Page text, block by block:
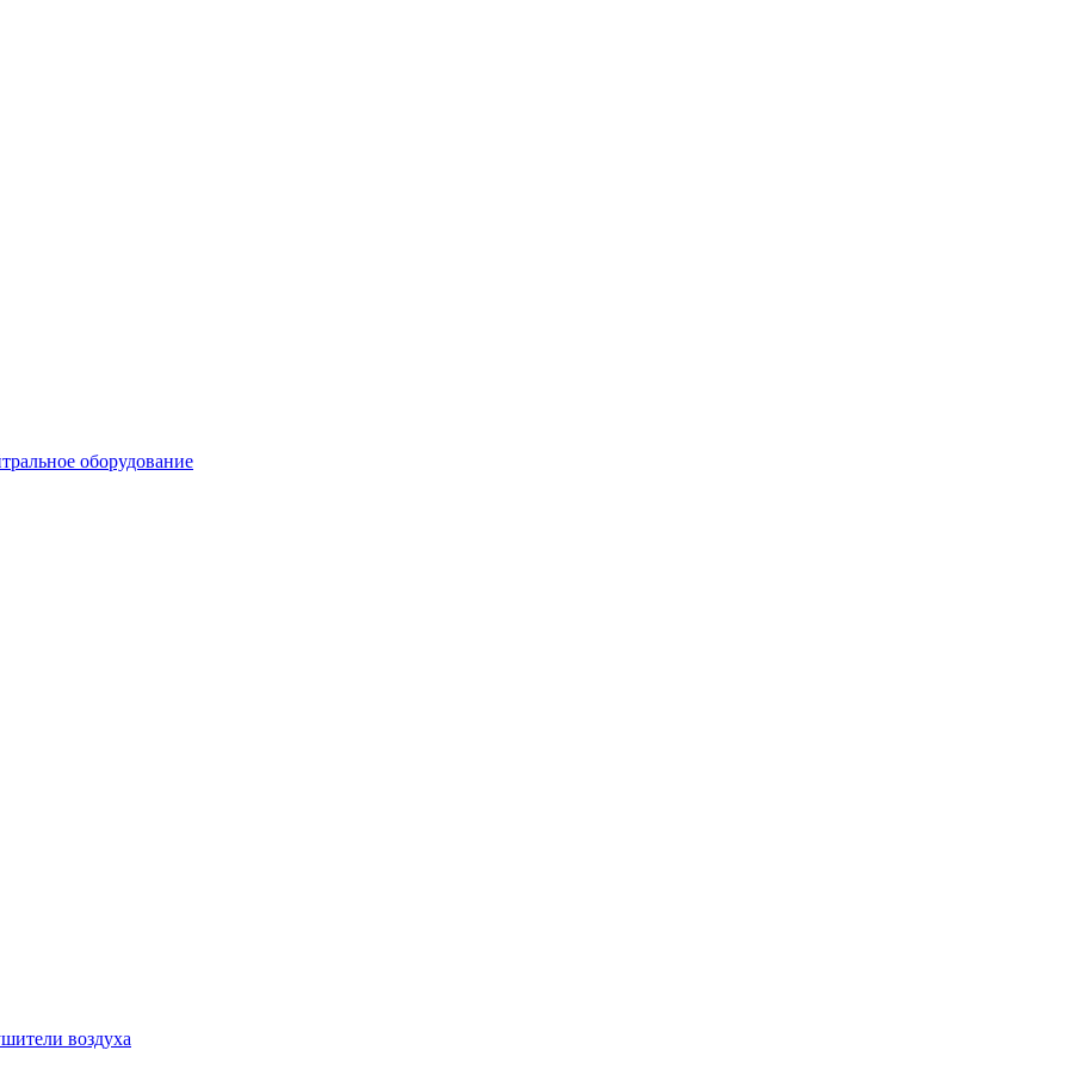
оборудование
воздуха